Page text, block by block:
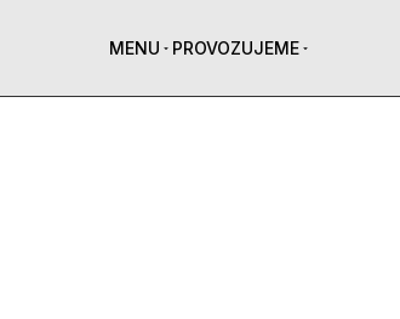
MENU PROVOZUJEME